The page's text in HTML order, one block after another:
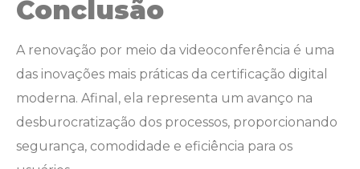
Conclusão
A renovação por meio da videoconferência é uma
das inovações mais práticas da certificação digital
moderna. Afinal, ela representa um avanço na
desburocratização dos processos, proporcionando
segurança, comodidade e eficiência para os